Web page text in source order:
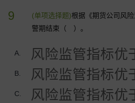
9 (单项选择题)根据《期货公司风
警期结束（ ）。
A. 风险监管指标优
B. 风险监管指标优
C. 风险监管指标优